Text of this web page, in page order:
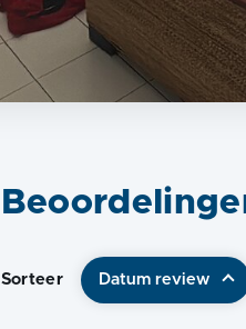
Sorteer Datum review